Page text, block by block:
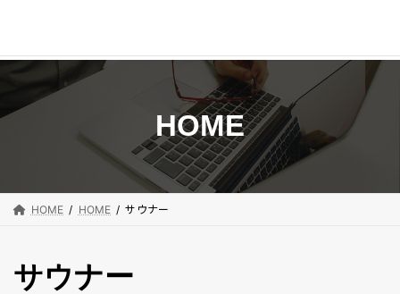
ツ
キ
シ
に
HOME
HOME HOME サウナー
サウナー